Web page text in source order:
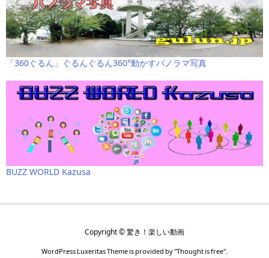
「360ぐるん」ぐるんぐるん360°動かすパノラマ写真
BUZZ WORLD Kazusa
Copyright ©驚き！楽しい動画
WordPress Luxeritas Theme is provided by "Thought is free".